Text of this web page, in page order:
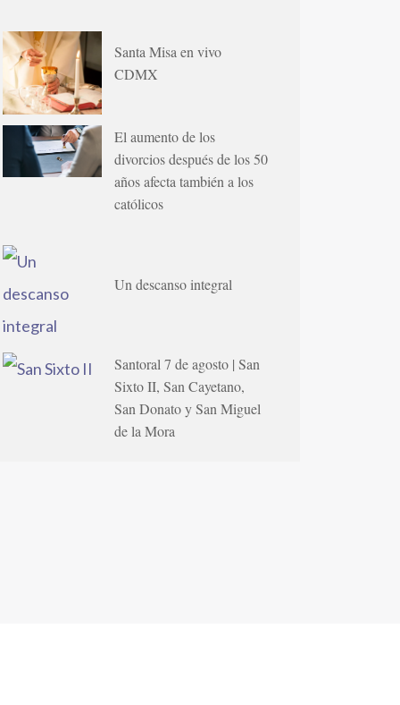
Santa Misa en vivo
CDMX
El aumento de los
divorcios después de los 50
años afecta también a los
católicos
Un descanso integral
Santoral 7 de agosto | San
Sixto II, San Cayetano,
San Donato y San Miguel
de la Mora